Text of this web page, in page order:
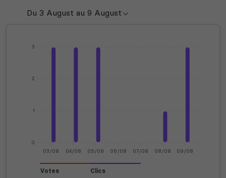
0
1
2
3
03/08 04/08 05/08 06/08 07/08 08/08 09/08
Votes Clics